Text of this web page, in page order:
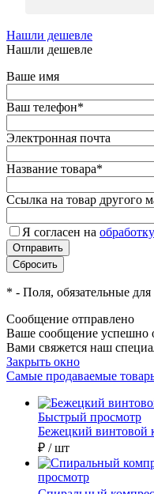
Нашли дешевле
Нашли дешевле
Ваше имя
Ваш телефон*
Электронная почта
Название товара*
Ссылка на товар другого
Я согласен на
* - Поля, обязательные
Сообщение отправлено
Ваше сообщение успешно
Вами свяжется наш
Закрыть окно
Самые продаваемые
Быстрый просмотр
Бежецкий
₽ / шт
просмотр